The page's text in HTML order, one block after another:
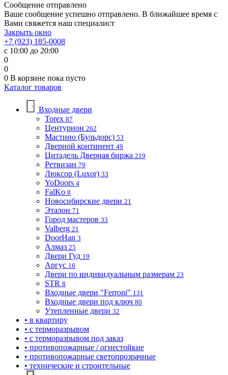
Сообщение отправлено
Ваше сообщение успешно отправлено. В ближайшее время с
Вами свяжется наш специалист
Закрыть окно
+7 (923) 185-0008
с 10:00 до 20:00
0
0
0 В корзине пока пусто
Каталог товаров
Входные двери
Torex 87
Центурион 262
Мастино (Бульдорс) 53
Дверной континент 49
Цитадель Дверная биржа 219
Ретвизан 79
Люксор (Luxor) 33
YoDoors 4
FalKo 8
Новосибирские двери 21
Эталон 71
Город мастеров 33
Valberg 21
DoorHan 3
Алмаз 25
Двери Гуд 19
Аргус 16
Двери по индивидуальным размерам 23
STR 8
Входные двери "Ferroni" 131
Входные двери под ключ 80
Утепленные двери 32
• в квартиру
• с терморазрывом
• с терморазрывом под заказ
• противопожарные / огнестойкие
• противопожарные светопрозрачные
• технические и строительные